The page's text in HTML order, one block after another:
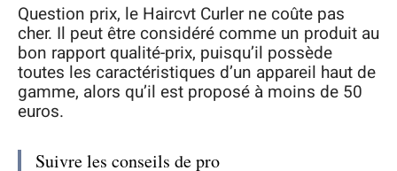
Question prix, le Haircvt Curler ne coûte pas
cher. Il peut être considéré comme un produit au
bon rapport qualité-prix, puisqu’il possède
toutes les caractéristiques d’un appareil haut de
gamme, alors qu’il est proposé à moins de 50
euros.
Suivre les conseils de pro